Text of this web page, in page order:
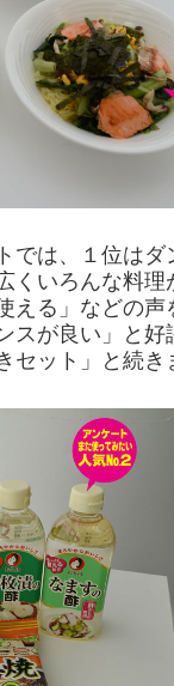
では、１位はダ
くいろんな料理
える」などの声
スが良い」と好
セット」と続き